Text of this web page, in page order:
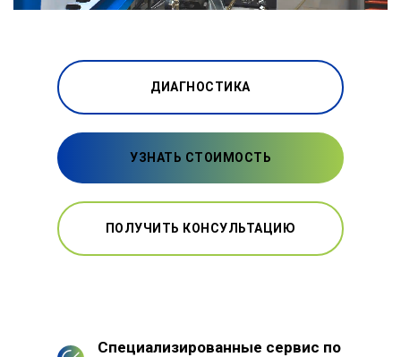
ДИАГНОСТИКА
УЗНАТЬ СТОИМОСТЬ
ПОЛУЧИТЬ КОНСУЛЬТАЦИЮ
Специализированные сервис по